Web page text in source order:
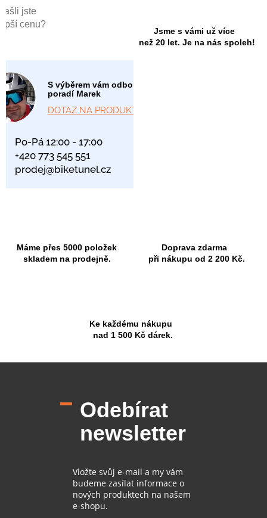
jste
cenu?
S výběrem vám odborně
poradí Marek
DOTAZ NA PRODUKT
Po-Pá 12:00 - 17:00
+420 773 545 551
prodej@biketunel.cz
Jsme s vámi už více
než 20 let. Je na nás spoleh!
Máme přes 5000 položek
skladem na prodejně.
Doprava zdarma
při nákupu od 2 200 Kč.
Ke každému nákupu
nad 1 500 Kč dárek.
Odebírat
newsletter
Vložte svůj e-mail a my vám
budeme zasílat informace o
nových produktech na našem
e-shopu.